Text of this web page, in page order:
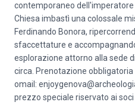
contemporaneo
Chiesa imbastì una colossale
Ferdinando Bonora,
sfaccettature e
esplorazione attorno alla sede
circa. Prenotazione obbligatoria
omail:
prezzo speciale riservato ai